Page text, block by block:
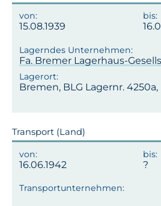
15.08.1939
Fa. Bremer Lagerhaus-
Bremen, BLG Lagernr. 4250a,
Transport (Land)
16.06.1942